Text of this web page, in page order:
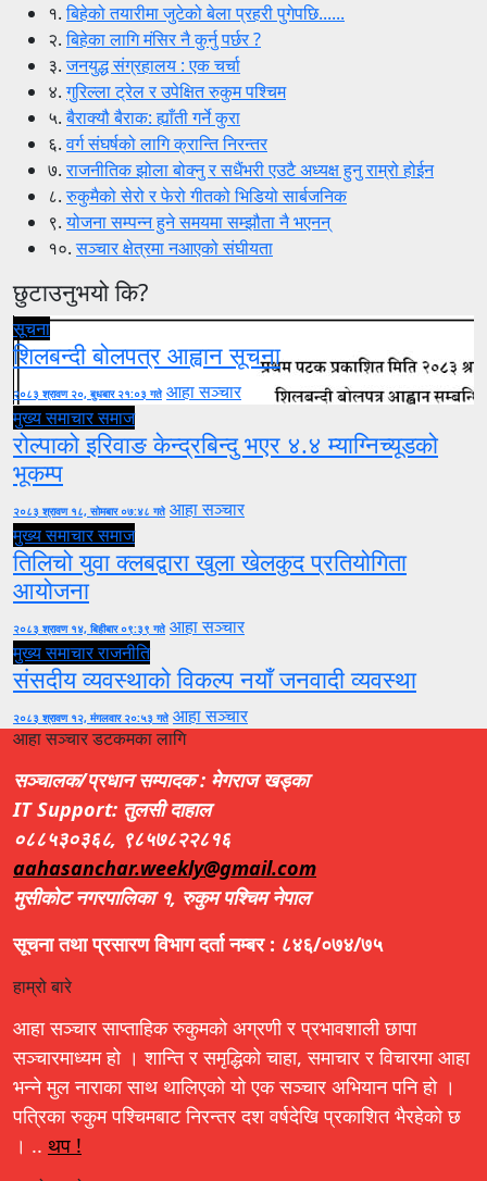
१.बिहेको तयारीमा जुटेको बेला प्रहरी पुगेपछि......
२.बिहेका लागि मंसिर नै कुर्नु पर्छर ?
३.जनयुद्ध संग्रहालय : एक चर्चा
४.गुरिल्ला ट्रेल र उपेक्षित रुकुम पश्चिम
५.बैराक्यौ बैराक: ह्याँती गर्ने कुरा
६.वर्ग संघर्षको लागि क्रान्ति निरन्तर
७.राजनीतिक झोला बोक्नु र सधैंभरी एउटै अध्यक्ष हुनु राम्रो होईन
८.रुकुमैको सेरो र फेरो गीतको भिडियो सार्बजनिक
९.योजना सम्पन्न हुने समयमा सम्झौता नै भएनन्
१०.सञ्चार क्षेत्रमा नआएको संघीयता
छुटाउनुभयो कि?
सूचना
शिलबन्दी बोलपत्र आह्वान सूचना
२०८३ श्रावण २०, बुधबार २१:०३ गते आहा सञ्चार
मुख्य समाचारसमाज
रोल्पाको इरिवाङ केन्द्रबिन्दु भएर ४.४ म्याग्निच्यूडको
भूकम्प
२०८३ श्रावण १८, सोमबार ०७:४८ गते आहा सञ्चार
मुख्य समाचारसमाज
तिलिचो युवा क्लबद्वारा खुला खेलकुद प्रतियोगिता
आयोजना
२०८३ श्रावण १४, बिहीबार ०९:३९ गते आहा सञ्चार
मुख्य समाचारराजनीति
संसदीय व्यवस्थाको विकल्प नयाँ जनवादी व्यवस्था
२०८३ श्रावण १२, मंगलवार २०:५३ गते आहा सञ्चार
आहा सञ्चार डटकमका लागि
सञ्चालक/प्रधान सम्पादक : मेगराज खड्का
IT Support: तुलसी दाहाल
०८८५३०३६८, ९८५७८२२८१६
aahasanchar.weekly@gmail.com
मुसीकोट नगरपालिका १, रुकुम पश्चिम नेपाल
सूचना तथा प्रसारण विभाग दर्ता नम्बर : ८४६/०७४/७५
हाम्रो बारे
आहा सञ्चार साप्ताहिक रुकुमको अग्रणी र प्रभावशाली छापा
सञ्चारमाध्यम हो । शान्ति र समृद्धिको चाहा, समाचार र विचारमा आहा
भन्ने मुल नाराका साथ थालिएको यो एक सञ्चार अभियान पनि हो ।
पत्रिका रुकुम पश्चिमबाट निरन्तर दश वर्षदेखि प्रकाशित भैरहेको छ
। .. थप !